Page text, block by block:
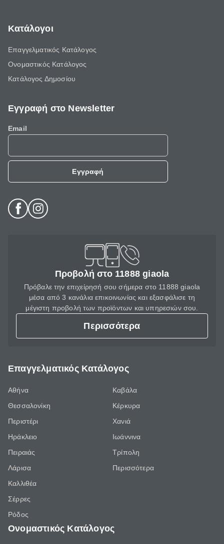
Κατάλογοι
Επαγγελματικός Κατάλογος
Ονομαστικός Κατάλογος
Κατάλογος Δημοσίου
Εγγραφή στο Newsletter
Email
Εγγραφή
Προβολή στο 11888 giaola
Πρόβαλε την επιχείρησή σου σήμερα στο 11888 giaola
μέσα από 3 κανάλια επικοινωνίας και εξασφάλισε τη
μέγιστη προβολή των προϊόντων και υπηρεσιών σου.
Περισσότερα
Επαγγελματικός Κατάλογος
Αθήνα
Θεσσαλονίκη
Περιστέρι
Ηράκλειο
Πειραιάς
Λάρισα
Καλλιθέα
Σέρρες
Ρόδος
Καβάλα
Κέρκυρα
Χανιά
Ιωάννινα
Τρίπολη
Περισσότερα
Ονομαστικός Κατάλογος